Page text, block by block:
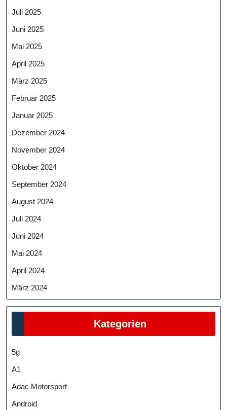
Juli 2025
Juni 2025
Mai 2025
April 2025
März 2025
Februar 2025
Januar 2025
Dezember 2024
November 2024
Oktober 2024
September 2024
August 2024
Juli 2024
Juni 2024
Mai 2024
April 2024
März 2024
Kategorien
5g
A1
Adac Motorsport
Android